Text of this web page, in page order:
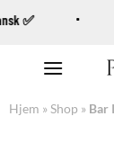
✅
indhold
Hjem »Shop » Bar